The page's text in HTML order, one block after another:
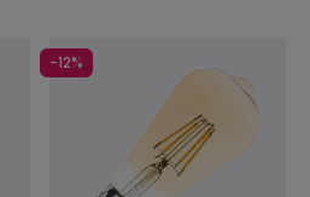
-12%